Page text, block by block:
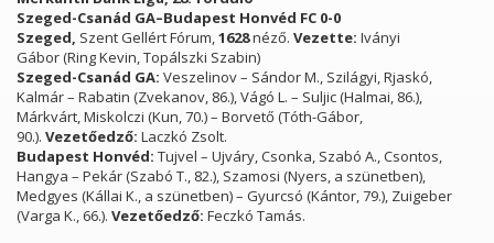
Szeged-Csanád GA–Budapest Honvéd FC 0-0
Szeged, Szent Gellért Fórum, 1628néző. Vezette: Iványi
Gábor (Ring Kevin, Topálszki Szabin)
Szeged-Csanád GA: Veszelinov – Sándor M., Szilágyi, Rjaskó,
Kalmár – Rabatin (Zvekanov, 86.), Vágó L. – Suljic (Halmai, 86.),
Márkvárt, Miskolczi (Kun, 70.) – Borvető (Tóth-Gábor,
90.). Vezetőedző: Laczkó Zsolt.
Budapest Honvéd: Tujvel – Ujváry, Csonka, Szabó A., Csontos,
Hangya – Pekár (Szabó T., 82.), Szamosi (Nyers, a szünetben),
Medgyes (Kállai K., a szünetben) – Gyurcsó (Kántor, 79.), Zuigeber
(Varga K., 66.). Vezetőedző: Feczkó Tamás.